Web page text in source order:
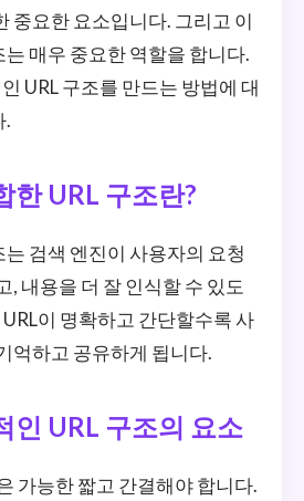
중요한 요소입니다. 그리고 이
는 매우 중요한 역할을 합니다.
URL 구조를 만드는 방법에 대
.
한 URL 구조란?
는 검색 엔진이 사용자의 요청
, 내용을 더 잘 인식할 수 있도
이 명확하고 간단할수록 사
억하고 공유하게 됩니다.
인 URL 구조의 요소
가능한 짧고 간결해야 합니다.